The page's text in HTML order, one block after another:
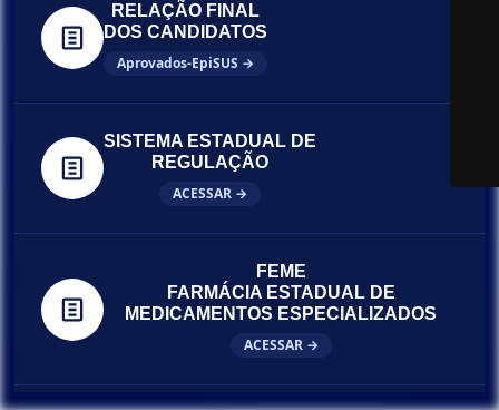
RELAÇÃO FINAL
DOS CANDIDATOS
Aprovados-EpiSUS →
SISTEMA ESTADUAL DE
REGULAÇÃO
ACESSAR →
FEME
FARMÁCIA ESTADUAL DE
MEDICAMENTOS ESPECIALIZADOS
ACESSAR →